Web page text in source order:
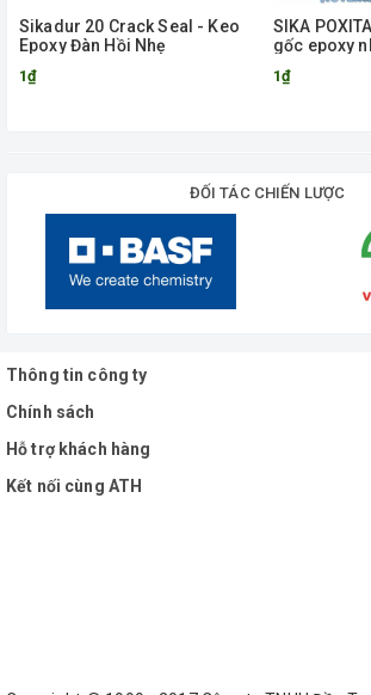
Sikadur 20 Crack Seal - Keo
Epoxy Đàn Hồi Nhẹ
1₫
SIKA
gốc epoxy
hợp
1₫
ĐỐI TÁC CHIẾN LƯỢC
Thông tin công ty
Chính sách
Hỗ trợ khách hàng
Kết nối cùng ATH